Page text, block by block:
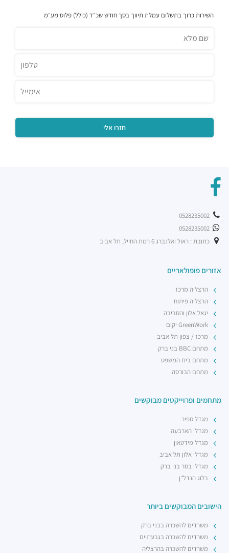
השירות כרוך בתשלום עמלת תיווך בסך חודש שכ״ד (כולל) פלוס מע״מ
הישובים המבוקשים ביותר
משרדים להשכרה בבני ברק
משרדים להשכרה בגבעתיים
משרדים להשכרה בהרצליה
מתחמים ופרוייקטים מבוקשים
מגדל ספיר
מגדלי הארבעה
מגדל מידטאון
מגדלי אלון תל אביב
מגדלי בסר בני ברק
בלוג הנדל"ן
אזורים פופולאריים
הרצליה מרכז
הרצליה פיתוח
יגאל אלון והסביבה
GreenWork יקום
מרכז / צפון תל אביב
מתחם BBC בני ברק
מתחם בית המשפט
מתחם הבורסה
כתובת : ראול ואלנברג 6 רמת החייל, תל אביב